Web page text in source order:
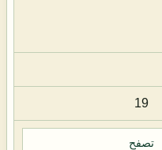
19
تصفح